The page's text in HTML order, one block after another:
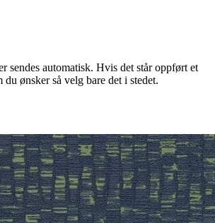
sendes automatisk. Hvis det står oppført et
du ønsker så velg bare det i stedet.